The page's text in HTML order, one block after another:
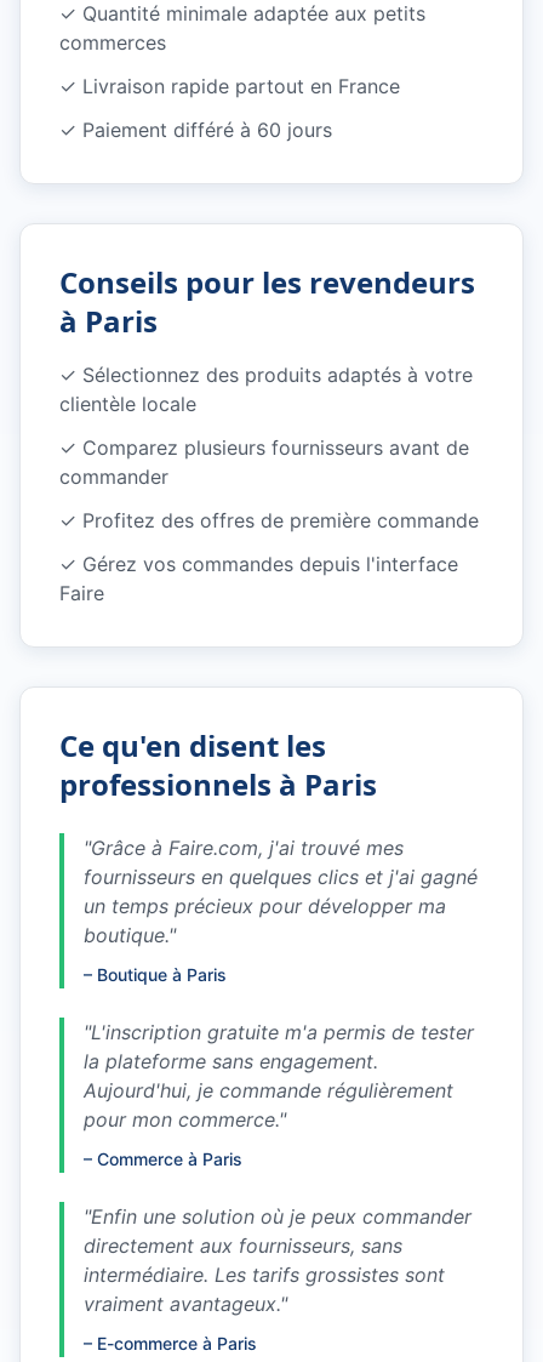
✓ Quantité minimale adaptée aux petits
commerces
✓ Livraison rapide partout en France
✓ Paiement différé à 60 jours
Conseils pour les revendeurs
à Paris
✓ Sélectionnez des produits adaptés à votre
clientèle locale
✓ Comparez plusieurs fournisseurs avant de
commander
✓ Profitez des offres de première commande
✓ Gérez vos commandes depuis l'interface
Faire
Ce qu'en disent les
professionnels à Paris
"Grâce à Faire.com, j'ai trouvé mes
fournisseurs en quelques clics et j'ai gagné
un temps précieux pour développer ma
boutique."
– Boutique à Paris
"L'inscription gratuite m'a permis de tester
la plateforme sans engagement.
Aujourd'hui, je commande régulièrement
pour mon commerce."
– Commerce à Paris
"Enfin une solution où je peux commander
directement aux fournisseurs, sans
intermédiaire. Les tarifs grossistes sont
vraiment avantageux."
– E-commerce à Paris